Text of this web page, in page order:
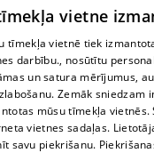
Добавление
комментариев
TВ-программа
Условия договора
360 Ziņu kontakti
vietne
tīmekļa vietnē tiek
darbību., nosūtītu
un satura mērījumus,
Zemāk sniedzam
mūsu tīmekļa
vietnes sadaļas.
savu piekrišanu.